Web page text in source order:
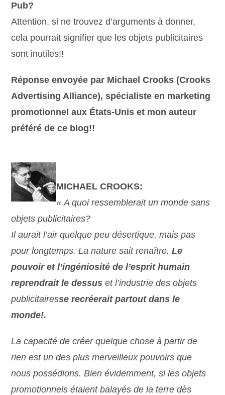
Pub?
Attention, si ne trouvez d’arguments à donner,
cela pourrait signifier que les objets publicitaires
sont inutiles!!
Réponse envoyée par Michael Crooks (Crooks
Advertising Alliance), spécialiste en marketing
promotionnel aux États-Unis et mon auteur
préféré de ce blog!!
MICHAEL CROOKS:
« A quoi ressemblerait un monde sans
objets publicitaires?
Il aurait l’air quelque peu désertique, mais pas
pour longtemps. La nature sait renaître.Le
pouvoir et l’ingéniosité de l’esprit humain
reprendrait le dessus et l’industrie des objets
publicitairesse recréerait partout dans le
monde!.
La capacité de créer quelque chose à partir de
rien est un des plus merveilleux pouvoirs que
nous possédions. Bien évidemment, si les objets
promotionnels étaient balayés de la terre dès